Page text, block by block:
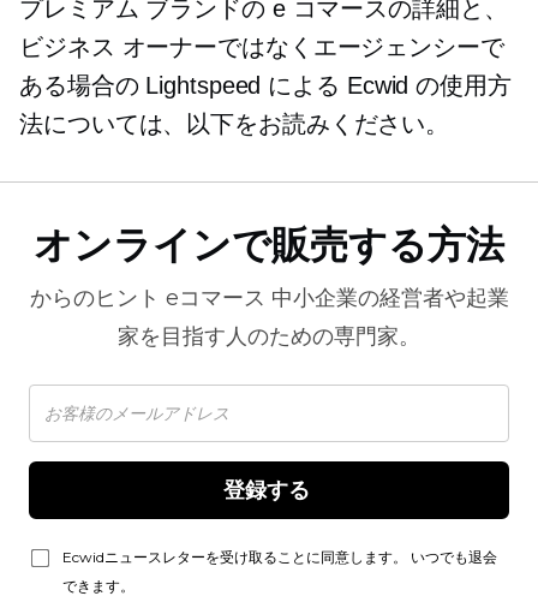
プレミアム ブランドの e コマースの詳細と、
ビジネス オーナーではなくエージェンシーで
ある場合の Lightspeed による Ecwid の使用方
法については、以下をお読みください。
オンラインで販売する方法
からのヒント eコマース 中小企業の経営者や起業
家を目指す人のための専門家。
Ecwidニュースレターを受け取ることに同意します。 いつでも退会
できます。